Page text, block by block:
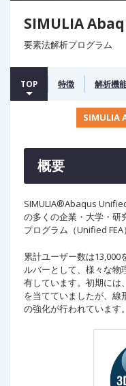
SIMULIA
要素法解析プログラム
TOP 特徴 解析機
SIMULIA
概要
SIMULIA®Abaqus
の多くの企業・大学・研
プログラム（Unified FEA
累計ユーザー数は13,000
ルバーとして、様々な物
有しています。初期には
を当てていましたが、線
の強化が行われています。